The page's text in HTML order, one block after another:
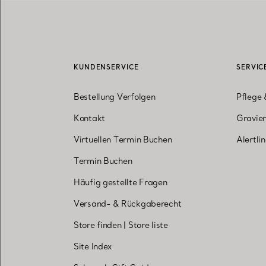
KUNDENSERVICE
Bestellung Verfolgen
Kontakt
Virtuellen Termin Buchen
Termin Buchen
Häufig gestellte Fragen
Versand- & Rückgaberecht
Store finden| Store liste
Site Index
Pflege